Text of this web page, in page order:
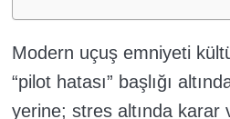
Modern uçuş emniyeti
“pilot hatası” başlığı
yerine; stres altında karar